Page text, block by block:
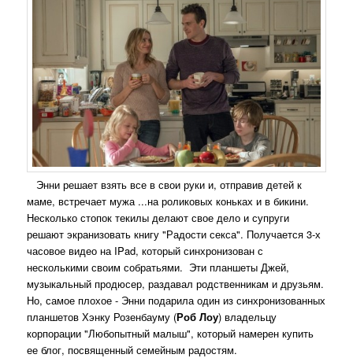
Энни решает взять все в свои руки и, отправив детей к
маме, встречает мужа ...на роликовых коньках и в бикини.
Несколько стопок текилы делают свое дело и супруги
решают экранизовать книгу "Радости секса". Получается 3-х
часовое видео на IPad, который синхронизован с
несколькими своим собратьями. Эти планшеты Джей,
музыкальный продюсер, раздавал родственникам и друзьям.
Но, самое плохое - Энни подарила один из синхронизованных
планшетов Хэнку Розенбауму (Роб Лоу) владельцу
корпорации "Любопытный малыш", который намерен купить
ее блог, посвященный семейным радостям.